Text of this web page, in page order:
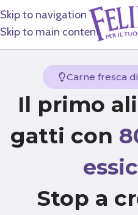
Skip to navigation
Skip to main content
Carne fresca
Il primo
gatti con
Stop a